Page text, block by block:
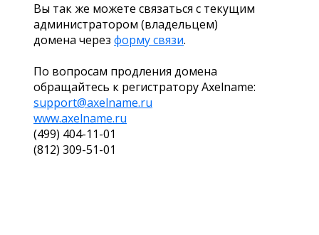
Вы так же можете связаться с текущим
администратором (владельцем)
домена через форму связи.
По вопросам продления домена
обращайтесь к регистратору Axelname:
support@axelname.ru
www.axelname.ru
(499) 404-11-01
(812) 309-51-01